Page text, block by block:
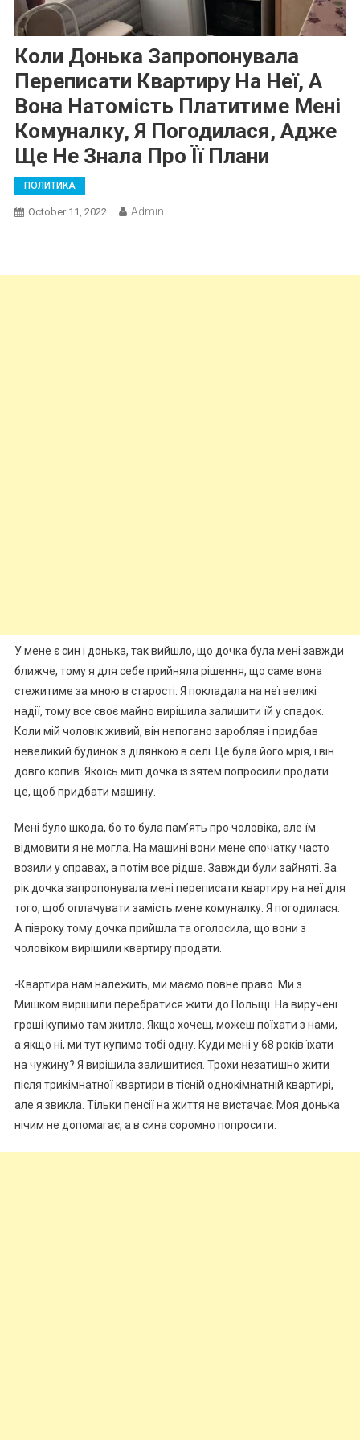
Коли Донька Запропонувала
Переписати Квартиру На Неї, А
Вона Натомість Платитиме Мені
Комуналку, Я Погодилася, Адже
Ще Не Знала Про Її Плани
ПОЛИТИКА
October 11, 2022 Admin
У мене є син і донька, так вийшло, що дочка була мені завжди
ближче, тому я для себе прийняла рішення, що саме вона
стежитиме за мною в старості. Я покладала на неї великі
надії, тому все своє майно вирішила залишити їй у спадок.
Коли мій чоловік живий, він непогано заробляв і придбав
невеликий будинок з ділянкою в селі. Це була його мрія, і він
довго копив. Якоїсь миті дочка із зятем попросили продати
це, щоб придбати машину.
Мені було шкода, бо то була пам’ять про чоловіка, але їм
відмовити я не могла. На машині вони мене спочатку часто
возили у справах, а потім все рідше. Завжди були зайняті. За
рік дочка запропонувала мені переписати квартиру на неї для
того, щоб оплачувати замість мене комуналку. Я погодилася.
А півроку тому дочка прийшла та оголосила, що вони з
чоловіком вирішили квартиру продати.
-Квартира нам належить, ми маємо повне право. Ми з
Мишком вирішили перебратися жити до Польщі. На виручені
гроші купимо там житло. Якщо хочеш, можеш поїхати з нами,
а якщо ні, ми тут купимо тобі одну. Куди мені у 68 років їхати
на чужину? Я вирішила залишитися. Трохи незатишно жити
після трикімнатної квартири в тісній однокімнатній квартирі,
але я звикла. Тільки пенсії на життя не вистачає. Моя донька
нічим не допомагає, а в сина соромно попросити.